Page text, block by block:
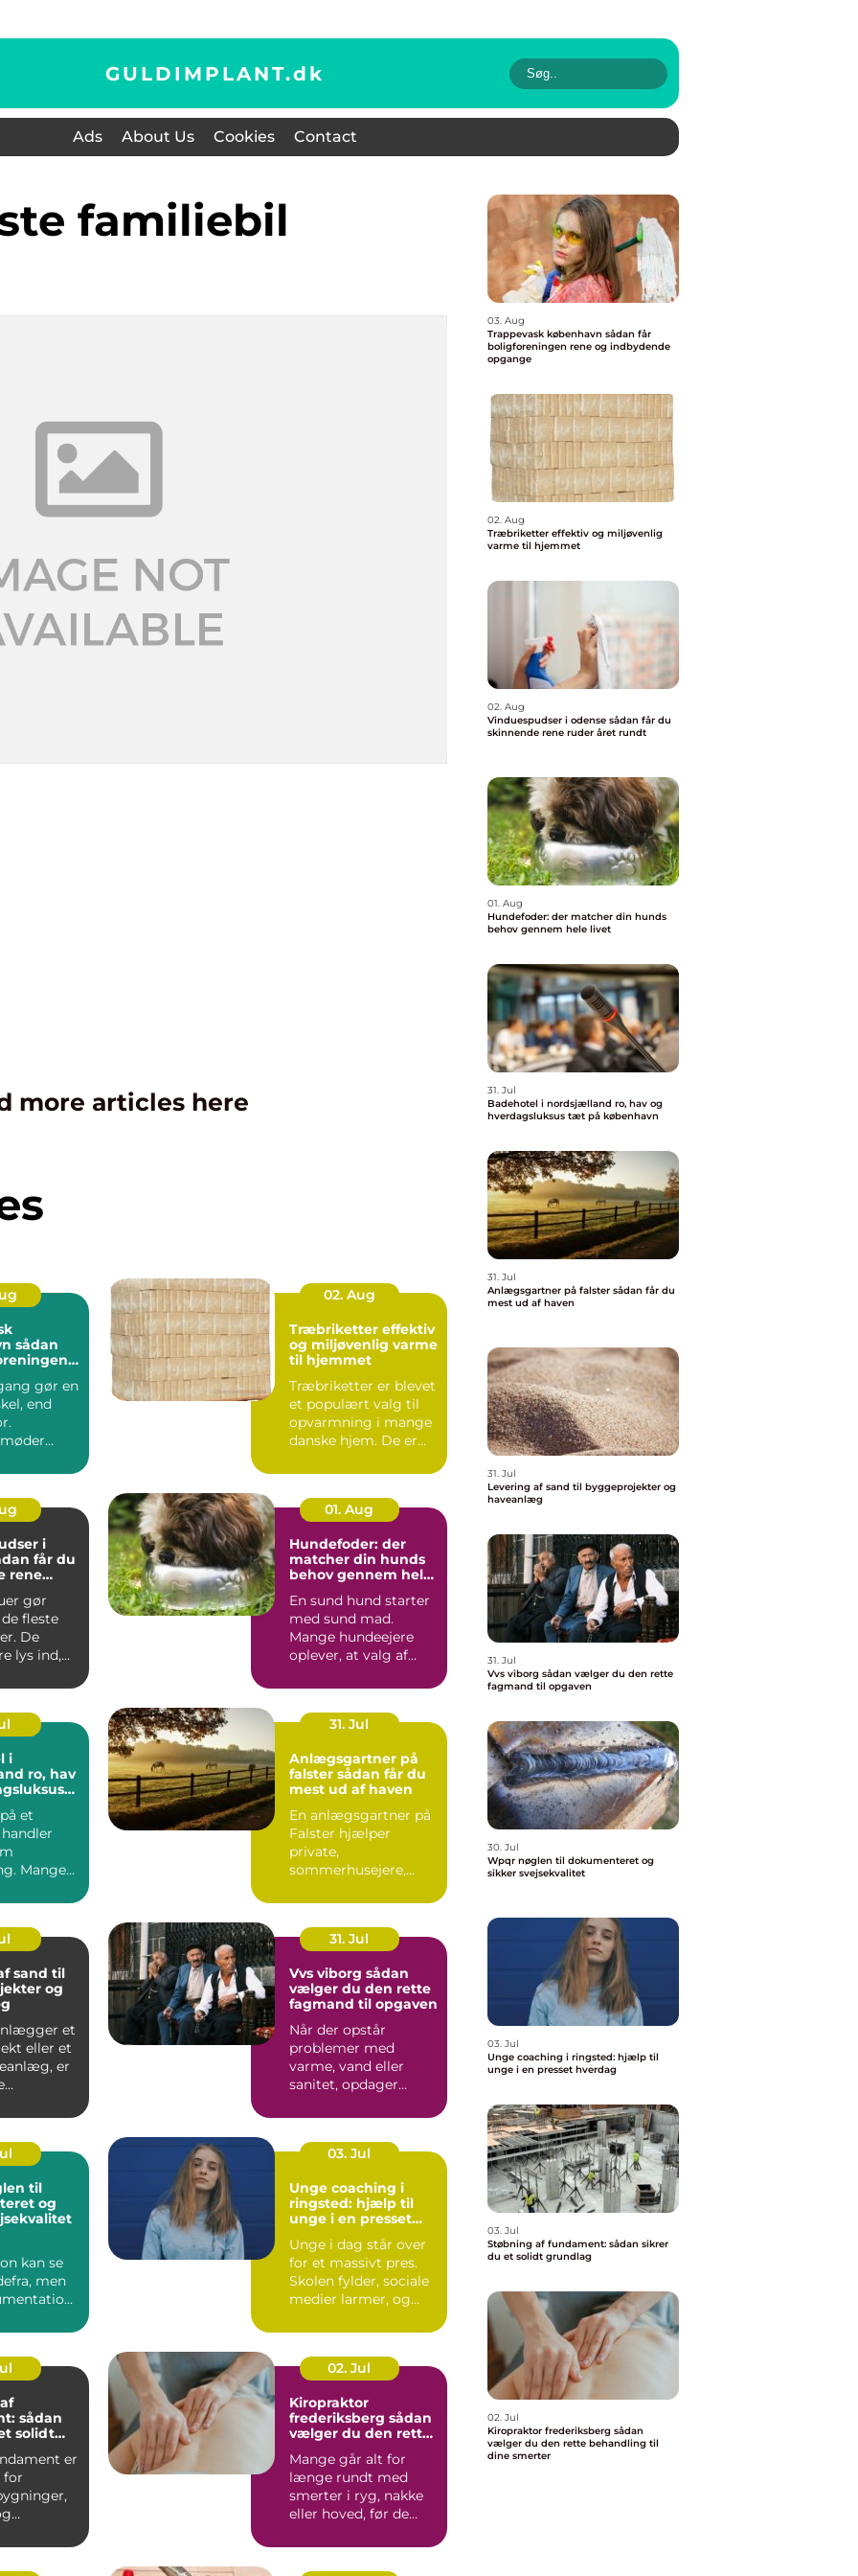
GULDIMPLANT.dk
Ads About Us Cookies Contact
familiebil
more articles here
gør en
end
02. Aug
Træbriketter effektiv
og miljøvenlig varme
til hjemmet
Træbriketter er blevet
et populært valg til
opvarmning i mange
danske hjem. De er
i
rene
gør
fleste
De
lys ind,
01. Aug
Hundefoder: der
matcher din hunds
behov gennem hele
En sund hund starter
med sund mad.
Mange hundeejere
oplever, at valg af
...
i
hav
et
Mange
et fr...
31. Jul
Anlægsgartner på
falster sådan får du
mest ud af haven
En anlægsgartner på
Falster hjælper
private,
sommerhusejere,
offentlige
institutione...
sand til
og
et
eller et
er
31. Jul
Vvs viborg sådan
vælger du den rette
fagmand til opgaven
Når der opstår
problemer med
varme, vand eller
sanitet, opdager
afhængige vi er af...
og
kan se
men
03. Jul
Unge coaching i
ringsted: hjælp til
unge i en presset
Unge i dag står over
for et massivt pres.
Skolen fylder, sociale
medier larmer, og
sådan
solidt
er
for
02. Jul
Kiropraktor
frederiksberg sådan
vælger du den rette
smerter
Mange går alt for
længe rundt med
smerter i ryg, nakke
eller hoved, før de
skyldes...
03. Aug
Trappevask københavn sådan får
boligforeningen rene og indbydende
opgange
02. Aug
Træbriketter effektiv og miljøvenlig
varme til hjemmet
02. Aug
Vinduespudser i odense sådan får du
skinnende rene ruder året rundt
01. Aug
Hundefoder: der matcher din hunds
behov gennem hele livet
31. Jul
Badehotel i nordsjælland ro, hav og
hverdagsluksus tæt på københavn
31. Jul
Anlægsgartner på falster sådan får du
mest ud af haven
31. Jul
Levering af sand til byggeprojekter og
haveanlæg
31. Jul
Vvs viborg sådan vælger du den rette
fagmand til opgaven
30. Jul
Wpqr nøglen til dokumenteret og
sikker svejsekvalitet
03. Jul
Unge coaching i ringsted: hjælp til
unge i en presset hverdag
03. Jul
Støbning af fundament: sådan sikrer
du et solidt grundlag
02. Jul
Kiropraktor frederiksberg sådan
vælger du den rette behandling til
dine smerter